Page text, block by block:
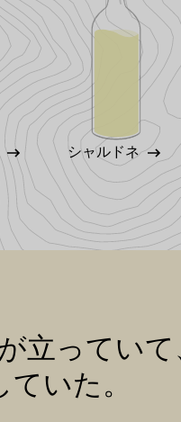
シャルドネ
立っていて
いた。